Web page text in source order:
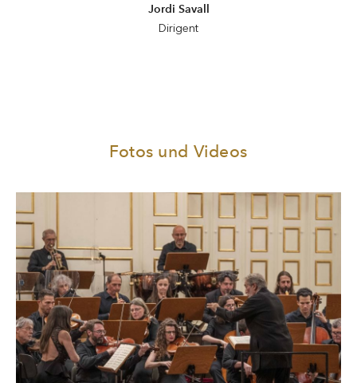
Jordi Savall
Dirigent
Fotos und Videos